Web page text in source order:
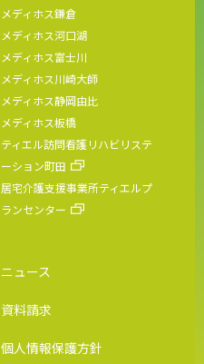
メディホス鎌倉
メディホス河口湖
メディホス富士川
メディホス川崎大師
メディホス静岡由比
メディホス板橋
ティエル訪問看護リハビリステ
ーション町田
居宅介護支援事業所ティエルプ
ランセンター
ニュース
資料請求
個人情報保護方針